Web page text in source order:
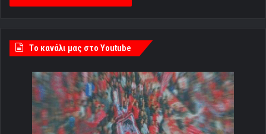
Tο κανάλι μας στο Youtube